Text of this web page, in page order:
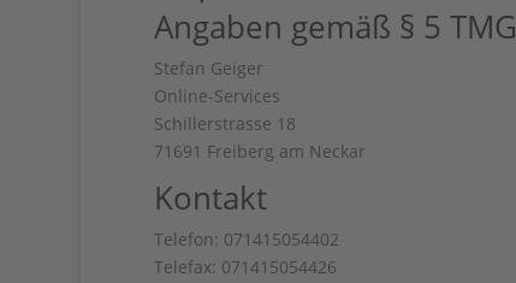
Angaben gemäß § 5 TMG
Stefan Geiger
Online-Services
Schillerstrasse 18
71691 Freiberg am Neckar
Kontakt
Telefon: 071415054402
Telefax: 071415054426